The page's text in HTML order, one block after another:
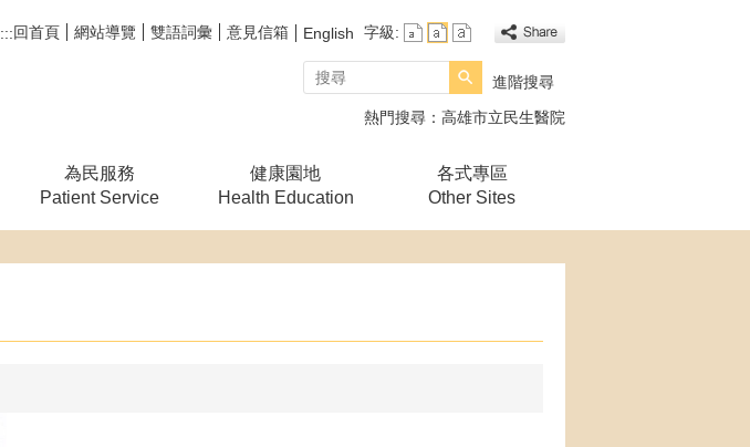
:::回首頁 網站導覽 雙語詞彙 意見信箱 English 字級:
搜尋
進階搜尋
熱門搜尋： 高雄市立民生醫院
為民服務
Patient Service
健康園地
Health Education
各式專區
Other Sites